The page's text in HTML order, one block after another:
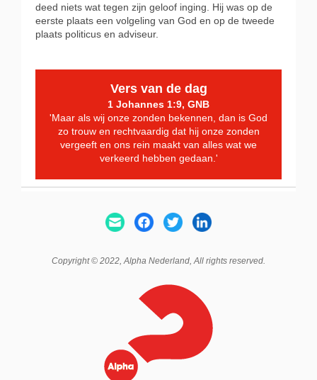
deed niets wat tegen zijn geloof inging. Hij was op de
eerste plaats een volgeling van God en op de tweede
plaats politicus en adviseur.
Vers van de dag
1 Johannes 1:9, GNB
'Maar als wij onze zonden bekennen, dan is God
zo trouw en rechtvaardig dat hij onze zonden
vergeeft en ons rein maakt van alles wat we
verkeerd hebben gedaan.'
Copyright © 2022, Alpha Nederland , All rights reserved.